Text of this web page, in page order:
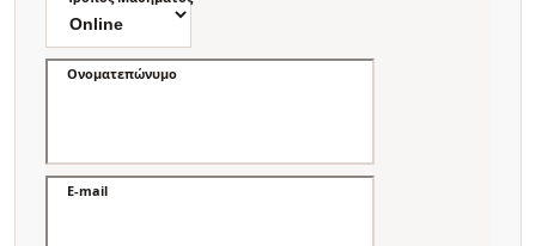
Ονοματεπώνυμο
E-mail